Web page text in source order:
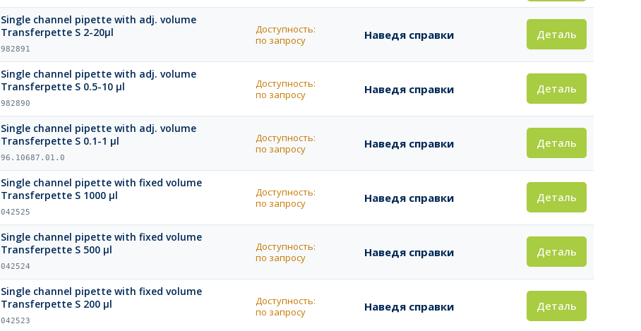
Single channel pipette with adj. volume
Transferpette S 2-20µl
982891
Доступность:
по запросу
Наведя справки Деталь
Single channel pipette with adj. volume
Transferpette S 0.5-10 µl
982890
Доступность:
по запросу
Наведя справки Деталь
Single channel pipette with adj. volume
Transferpette S 0.1-1 µl
96.10687.01.0
Доступность:
по запросу
Наведя справки Деталь
Single channel pipette with fixed volume
Transferpette S 1000 µl
042525
Доступность:
по запросу
Наведя справки Деталь
Single channel pipette with fixed volume
Transferpette S 500 µl
042524
Доступность:
по запросу
Наведя справки Деталь
Single channel pipette with fixed volume
Transferpette S 200 µl
042523
Доступность:
по запросу
Наведя справки Деталь